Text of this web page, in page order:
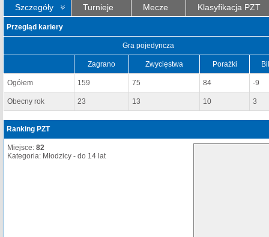
Szczegóły Turnieje Mecze Klasyfikacja PZT
Przegląd kariery
Gra pojedyncza
Zagrano Zwycięstwa Porażki
Ogółem 159 75 84 -9
Obecny rok 23 13 10 3
Ranking PZT
Miejsce: 82
Kategoria: Młodzicy - do 14 lat